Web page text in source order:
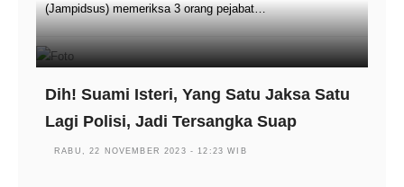
(Jampidsus) memeriksa 3 orang pejabat…
Dih! Suami Isteri, Yang Satu Jaksa Satu
Lagi Polisi, Jadi Tersangka Suap
RABU, 22 NOVEMBER 2023 - 12:23 WIB